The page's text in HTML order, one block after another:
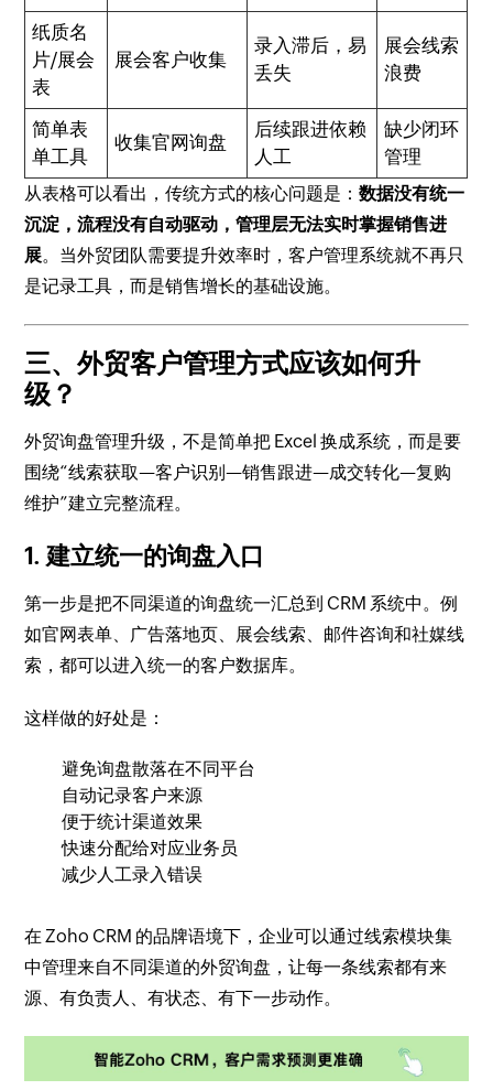
纸质名
片/展会
表
展会客户收集
录入滞后，易
丢失
展会线索
浪费
简单表
单工具
收集官网询盘
后续跟进依赖
人工
缺少闭环
管理
从表格可以看出，传统方式的核心问题是：数据没有统一
沉淀，流程没有自动驱动，管理层无法实时掌握销售进
展。当外贸团队需要提升效率时，客户管理系统就不再只
是记录工具，而是销售增长的基础设施。
三、外贸客户管理方式应该如何升
级？
外贸询盘管理升级，不是简单把 Excel 换成系统，而是要
围绕“线索获取—客户识别—销售跟进—成交转化—复购
维护”建立完整流程。
1. 建立统一的询盘入口
第一步是把不同渠道的询盘统一汇总到 CRM 系统中。例
如官网表单、广告落地页、展会线索、邮件咨询和社媒线
索，都可以进入统一的客户数据库。
这样做的好处是：
避免询盘散落在不同平台
自动记录客户来源
便于统计渠道效果
快速分配给对应业务员
减少人工录入错误
在 Zoho CRM 的品牌语境下，企业可以通过线索模块集
中管理来自不同渠道的外贸询盘，让每一条线索都有来
源、有负责人、有状态、有下一步动作。